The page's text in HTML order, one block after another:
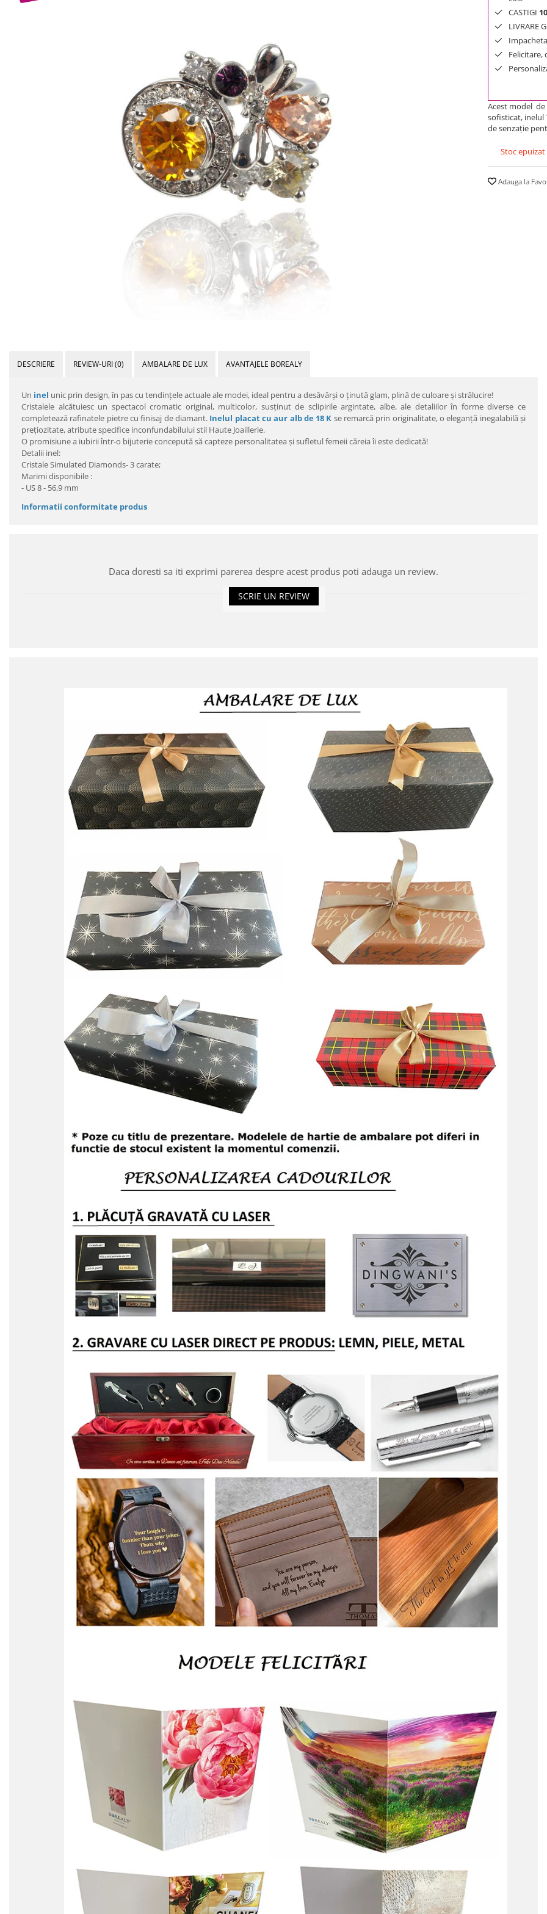
CASTIGI 10
LIVRARE
Felicitare,
Acest model de
sofisticat, inelul
de senzaţie
Stoc epuizat
Adauga la
DESCRIERE REVIEW-URI(0) AMBALARE DE LUX AVANTAJELE BOREALY
Un inel unic prin design, în pas cu tendinţele actuale ale modei, ideal pentru a desăvârşi o ţinută glam, plină de culoare şi strălucire!
Cristalele alcătuiesc un spectacol cromatic original, multicolor, susţinut de sclipirile argintate, albe, ale detaliilor în forme diverse ce
completează rafinatele pietre cu finisaj de diamant. Inelul placat cu aur alb de 18 K se remarcă prin originalitate, o eleganţă inegalabilă şi
preţiozitate, atribute specifice inconfundabilului stil Haute Joaillerie.
O promisiune a iubirii într-o bijuterie concepută să capteze personalitatea şi sufletul femeii căreia îi este dedicată!
Detalii inel:
Cristale Simulated Diamonds- 3 carate;
Marimi disponibile :
- US 8 - 56,9 mm
Informatii conformitate produs
Daca doresti sa iti exprimi parerea despre acest produs poti adauga un review.
SCRIE UN REVIEW